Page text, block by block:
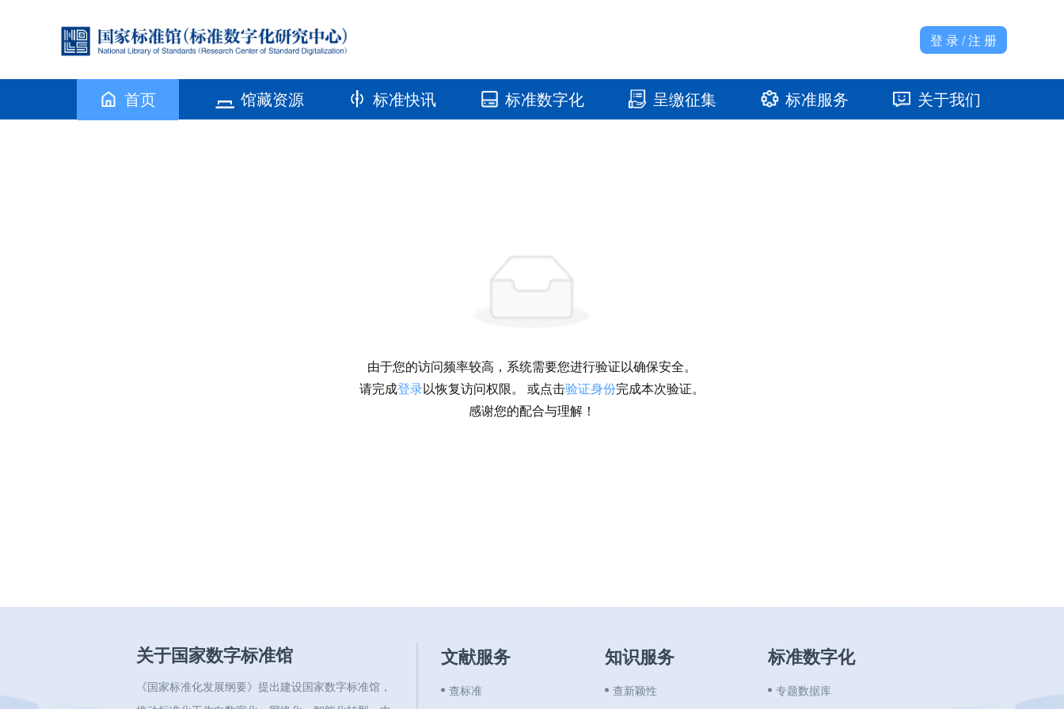
登 录 / 注 册
首页 馆藏资源 标准快讯 标准数字化 呈缴征集 标准服务 关于我们
由于您的访问频率较高，系统需要您进行验证以确保安全。
请完成登录以恢复访问权限。 或点击验证身份完成本次验证。
感谢您的配合与理解！
关于国家数字标准馆
《国家标准化发展纲要》提出建设国家数字标准馆，
文献服务
查标准
知识服务
查新颖性
标准数字化
专题数据库